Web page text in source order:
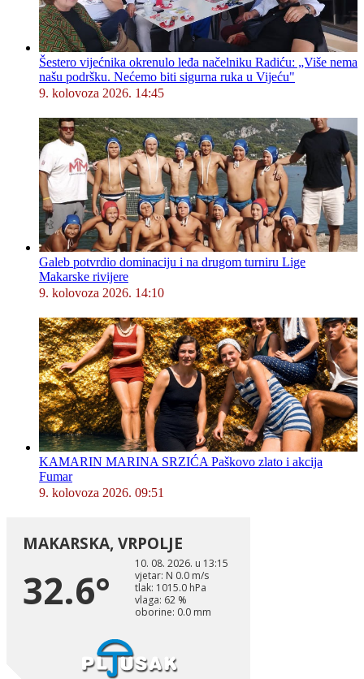
Šestero vijećnika okrenulo leđa načelniku Radiću: „Više nema
našu podršku. Nećemo biti sigurna ruka u Vijeću"
9. kolovoza 2026. 14:45
Galeb potvrdio dominaciju i na drugom turniru Lige
Makarske rivijere
9. kolovoza 2026. 14:10
KAMARIN MARINA SRZIĆA Paškovo zlato i akcija
Fumar
9. kolovoza 2026. 09:51